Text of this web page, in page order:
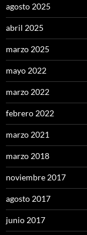
agosto 2025
abril 2025
marzo 2025
mayo 2022
marzo 2022
febrero 2022
marzo 2021
marzo 2018
noviembre 2017
agosto 2017
junio 2017